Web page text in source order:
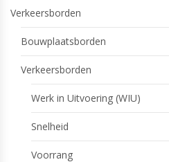
Verkeersborden
Bouwplaatsborden
Verkeersborden
Werk in Uitvoering (WIU)
Snelheid
Voorrang